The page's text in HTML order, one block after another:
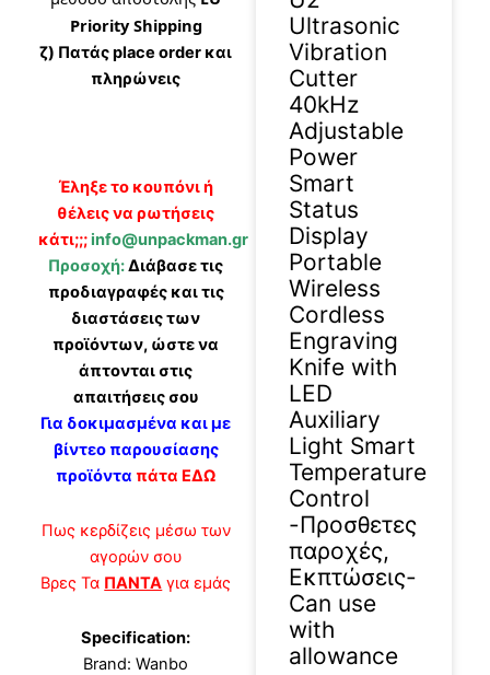
Priority Shipping
ζ) Πατάς place order και
πληρώνεις
Έληξε το κουπόνι ή
θέλεις να ρωτήσεις
κάτι;;;info@unpackman.gr
Προσοχή:Διάβασε τις
προδιαγραφές και τις
διαστάσεις των
προϊόντων, ώστε να
άπτονται στις
απαιτήσεις σου
Για δοκιμασμένα και με
βίντεο παρουσίασης
προϊόντα πάτα ΕΔΩ
Πως κερδίζεις μέσω των
αγορών σου
Βρες Τα ΠΑΝΤΑ για εμάς
Specification:
Brand: Wanbo
Ultrasonic
Vibration
Cutter
40kHz
Adjustable
Power
Smart
Status
Display
Portable
Wireless
Cordless
Engraving
Knife with
LED
Auxiliary
Light Smart
Temperature
Control
-Προσθετες
παροχές,
Εκπτώσεις-
Can use
with
allowance